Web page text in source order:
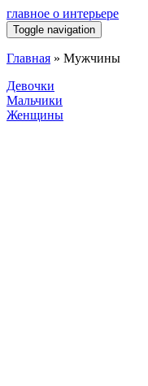
главное о интерьере
Toggle navigation
Главная » Мужчины
Девочки
Мальчики
Женщины